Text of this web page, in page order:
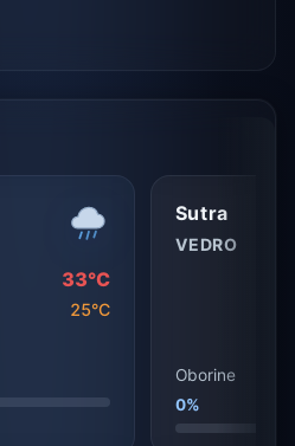
33°C
25°C
Sutra
VEDRO
Oborine
0%